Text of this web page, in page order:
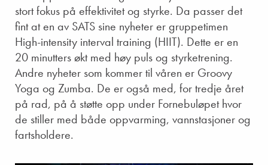
stort fokus på effektivitet og styrke. Da passer det
fint at en av SATS sine nyheter er gruppetimen
High-intensity interval training (HIIT). Dette er en
20 minutters økt med høy puls og styrketrening.
Andre nyheter som kommer til våren er Groovy
Yoga og Zumba. De er også med, for tredje året
på rad, på å støtte opp under Fornebuløpet hvor
de stiller med både oppvarming, vannstasjoner og
fartsholdere.